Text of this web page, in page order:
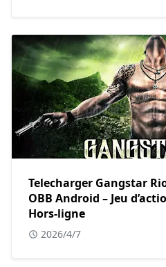
Telecharger Gangstar
OBB Android – Jeu
Hors-ligne
2026/4/7